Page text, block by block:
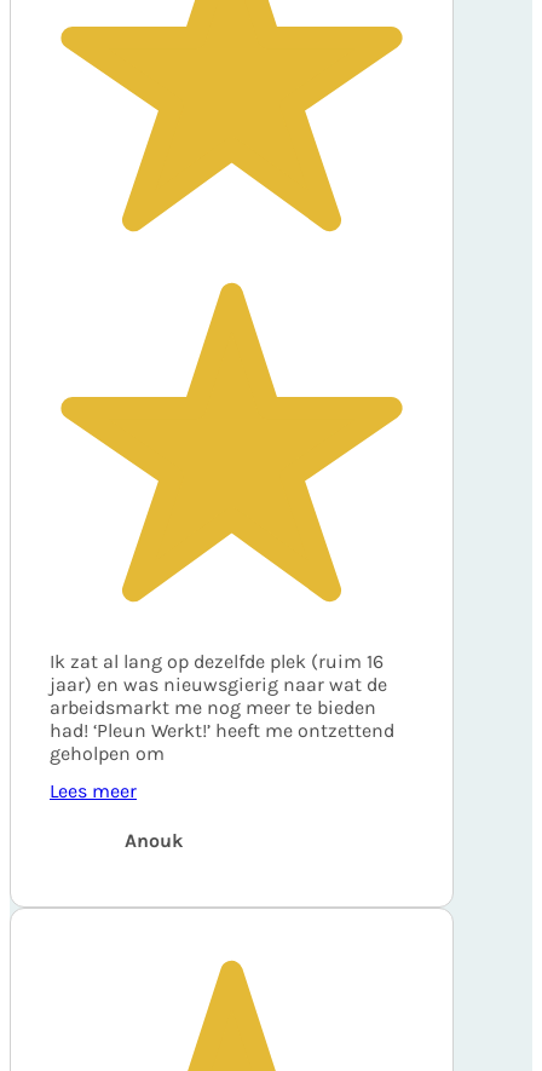
Ik zat al lang op dezelfde plek (ruim 16
jaar) en was nieuwsgierig naar wat de
arbeidsmarkt me nog meer te bieden
had! ‘Pleun Werkt!’ heeft me ontzettend
geholpen om
Lees meer
Anouk